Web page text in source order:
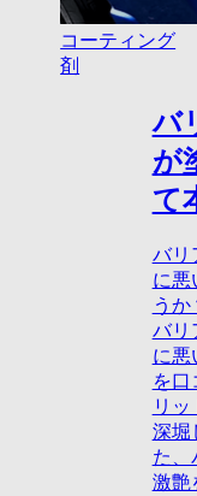
コーティング
剤
バ
が
て
バリ
に悪
う
バリ
に悪
を口
リ
深堀
た、
激艶